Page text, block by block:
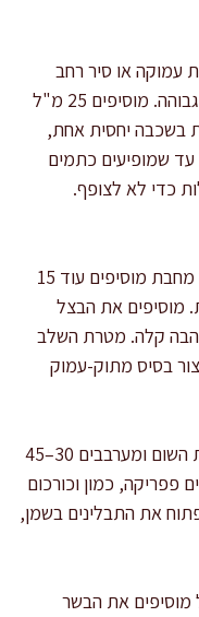
עמוקה או סיר רחב
בקוטר 28–30 ס"מ על אש בינונית-גבוהה. מוסיפים 25 מ"ל
בשכבה יחסית אחת,
עדין עד שמופיעים כתמים
כדי לא לצופף.
בונים בסיס טעמים עם בצל: באותה מחבת מוסיפים עוד 15
מוסיפים את הבצל
והזהבה קלה. מטרת השלב
בסיס מתוק-עמוק
מוסיפים שום ותבלינים: מוסיפים את השום ומערבבים 30–45
פפריקה, כמון וכורכום
שניות כדי לפתוח את התבלינים בשמן,
מוסיפים את הבשר